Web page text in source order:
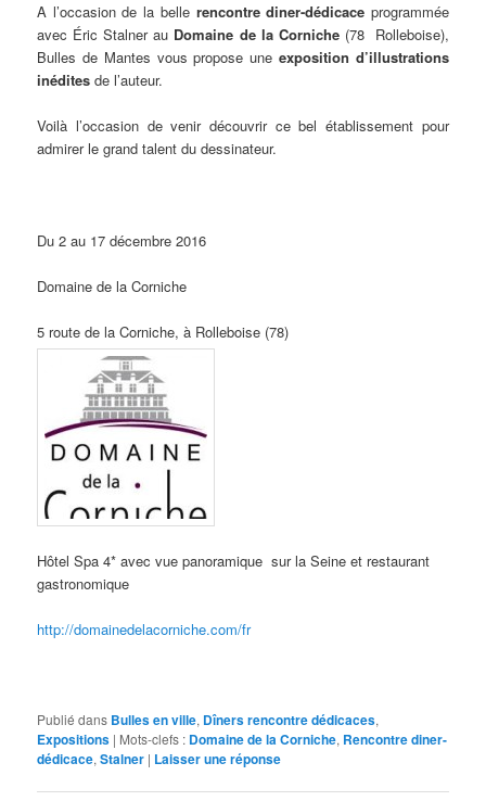
A l’occasion de la belle rencontre diner-dédicace programmée
avec Éric Stalner au Domaine de la Corniche(78 Rolleboise),
Bulles de Mantes vous propose uneexposition d’illustrations
inédites de l’auteur.
Voilà l’occasion de venir découvrir ce bel établissement pour
admirer le grand talent du dessinateur.
Du 2 au 17 décembre 2016
Domaine de la Corniche
5 route de la Corniche, à Rolleboise (78)
Hôtel Spa 4* avec vue panoramique sur la Seine et restaurant
gastronomique
http://domainedelacorniche.com/fr
Publié dans Bulles en ville, Dîners rencontre dédicaces,
Expositions | Mots-clefs : Domaine de la Corniche, Rencontre diner-
dédicace,Stalner | Laisser une réponse